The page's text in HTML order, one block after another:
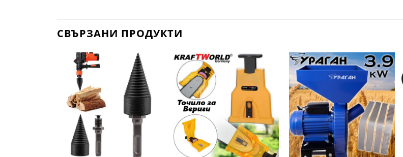
СВЪРЗАНИ ПРОДУКТИ
Добави
в
желани
Добави
в
желани
Добави
в
желани
+